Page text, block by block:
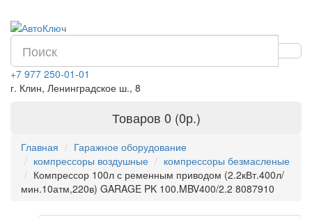
+7 977 250-01-01
г. Клин, Ленинградское ш., 8
Товаров 0 (0р.)
Главная
Гаражное оборудование
компрессоры воздушные
компрессоры безмасленые
Компрессор 100л с ременным приводом (2.2кВт.400л/
мин.10атм,220в) GARAGE PK 100.MBV400/2.2 8087910